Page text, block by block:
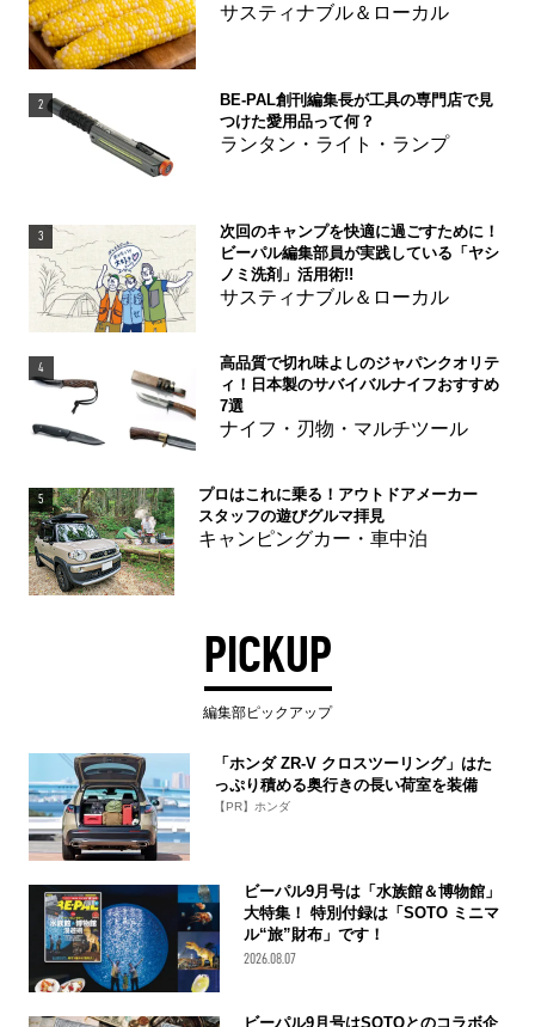
サスティナブル＆ローカル
2
BE-PAL創刊編集長が工具の専門店で見
つけた愛用品って何？
ランタン・ライト・ランプ
3
次回のキャンプを快適に過ごすために！
ビーパル編集部員が実践している「ヤシ
ノミ洗剤」活用術!!
サスティナブル＆ローカル
4
高品質で切れ味よしのジャパンクオリテ
ィ！日本製のサバイバルナイフおすすめ
7選
ナイフ・刃物・マルチツール
5
プロはこれに乗る！アウトドアメーカー
スタッフの遊びグルマ拝見
キャンピングカー・車中泊
PICKUP
編集部ピックアップ
「ホンダ ZR-V クロスツーリング」はた
っぷり積める奥行きの長い荷室を装備
【PR】ホンダ
ビーパル9月号は「水族館＆博物館」
大特集！ 特別付録は「SOTO ミニマ
ル“旅”財布」です！
2026.08.07
ビーパル9月号はSOTOとのコラボ企